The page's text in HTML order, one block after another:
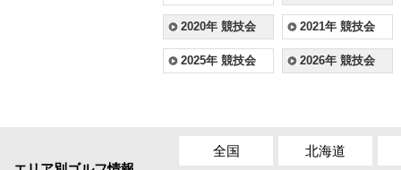
2020年 競技会 2021年 競技会
2025年 競技会 2026年 競技会
全国 北海道